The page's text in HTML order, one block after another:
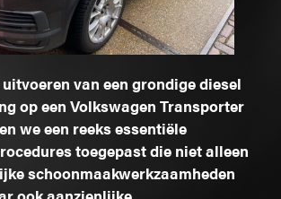
van een grondige diesel
op een Volkswagen Transporter
we een reeks essentiële
toegepast die niet alleen
schoonmaakwerkzaamheden